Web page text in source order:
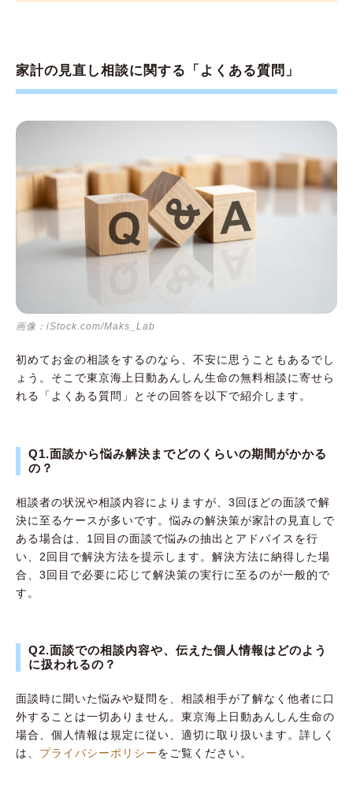
家計の見直し相談に関する「よくある質問」
画像：iStock.com/Maks_Lab
初めてお金の相談をするのなら、不安に思うこともあるでし
ょう。そこで東京海上日動あんしん生命の無料相談に寄せら
れる「よくある質問」とその回答を以下で紹介します。
Q1.面談から悩み解決までどのくらいの期間がかかる
の？
相談者の状況や相談内容によりますが、3回ほどの面談で解
決に至るケースが多いです。悩みの解決策が家計の見直しで
ある場合は、1回目の面談で悩みの抽出とアドバイスを行
い、2回目で解決方法を提示します。解決方法に納得した場
合、3回目で必要に応じて解決策の実行に至るのが一般的で
す。
Q2.面談での相談内容や、伝えた個人情報はどのよう
に扱われるの？
面談時に聞いた悩みや疑問を、相談相手が了解なく他者に口
外することは一切ありません。東京海上日動あんしん生命の
場合、個人情報は規定に従い、適切に取り扱います。詳しく
は、 プライバシーポリシーをご覧ください。